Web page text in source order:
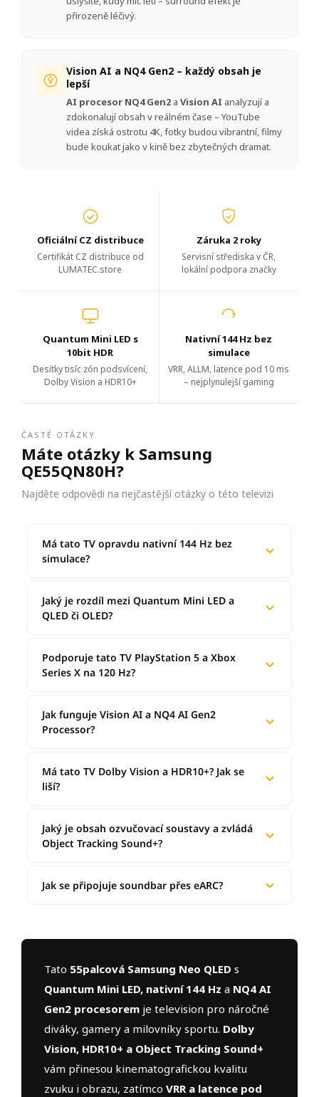
přirozeně léčivý.
Vision AI a NQ4 Gen2 – každý obsah je
lepší
AI procesor NQ4 Gen2 a Vision AI analyzují a
zdokonalují obsah v reálném čase – YouTube
videa získá ostrotu 4K, fotky budou vibrantní, filmy
bude koukat jako v kině bez zbytečných dramat.
Oficiální CZ distribuce
Certifikát CZ distribuce od
LUMATEC.store
Záruka 2 roky
Servisní střediska v ČR,
lokální podpora značky
Quantum Mini LED s
10bit HDR
Desítky tisíc zón podsvícení,
Dolby Vision a HDR10+
Nativní 144 Hz bez
simulace
VRR, ALLM, latence pod 10 ms
– nejplynulejší gaming
ČASTÉ OTÁZKY
Máte otázky k Samsung
QE55QN80H?
Najděte odpovědi na nejčastější otázky o této televizi
Má tato TV opravdu nativní 144 Hz bez
simulace?
Jaký je rozdíl mezi Quantum Mini LED a
QLED či OLED?
Podporuje tato TV PlayStation 5 a Xbox
Series X na 120 Hz?
Jak funguje Vision AI a NQ4 AI Gen2
Processor?
Má tato TV Dolby Vision a HDR10+? Jak se
liší?
Jaký je obsah ozvučovací soustavy a zvládá
Object Tracking Sound+?
Jak se připojuje soundbar přes eARC?
Tato 55palcová Samsung Neo QLED s
Quantum Mini LED, nativní 144 Hz a NQ4 AI
Gen2 procesorem je television pro náročné
diváky, gamery a milovníky sportu. Dolby
Vision, HDR10+ a Object Tracking Sound+
vám přinesou kinematografickou kvalitu
zvuku i obrazu, zatímco VRR a latence pod